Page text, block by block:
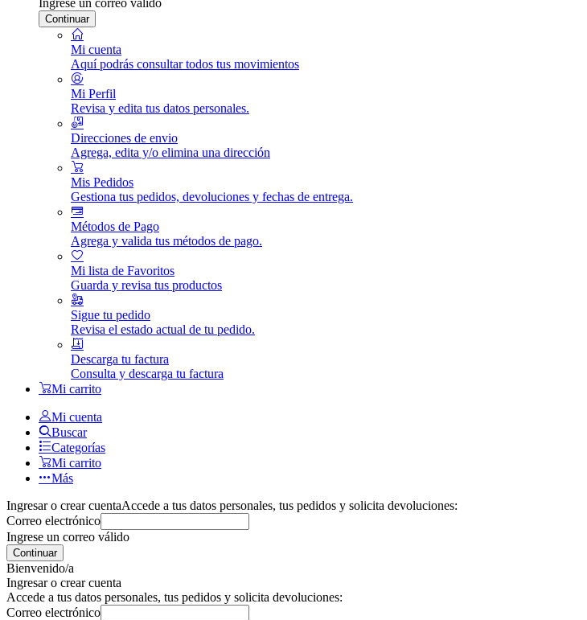
Continuar
Mi cuenta
Aquí podrás consultar todos tus movimientos
Mi Perfil
Revisa y edita tus datos personales.
Direcciones de envio
Agrega, edita y/o elimina una dirección
Mis Pedidos
Gestiona tus pedidos, devoluciones y fechas de entrega.
Métodos de Pago
Agrega y valida tus métodos de pago.
Mi lista de Favoritos
Guarda y revisa tus productos
Sigue tu pedido
Revisa el estado actual de tu pedido.
Descarga tu factura
Consulta y descarga tu factura
Mi carrito
Mi cuenta
Buscar
Categorías
Mi carrito
Más
Ingresar o crear cuentaAccede a tus datos personales, tus pedidos y solicita devoluciones:
Correo electrónico
Ingrese un correo válido
Continuar
Bienvenido/a
Ingresar o crear cuenta
Accede a tus datos personales, tus pedidos y solicita devoluciones:
Correo electrónico